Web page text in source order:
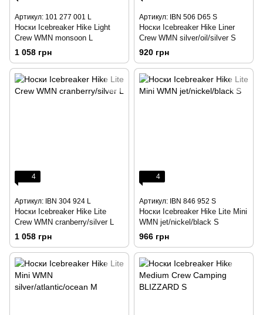
Артикул: 101 277 001 L
Носки Icebreaker Hike Light
Crew WMN monsoon L
1 058 грн
Артикул: IBN 506 D65 S
Носки Icebreaker Hike Liner
Crew WMN silver/oil/silver S
920 грн
4
Артикул: IBN 304 924 L
Носки Icebreaker Hike Lite
Crew WMN cranberry/silver L
1 058 грн
4
Артикул: IBN 846 952 S
Носки Icebreaker Hike Lite Mini
WMN jet/nickel/black S
966 грн